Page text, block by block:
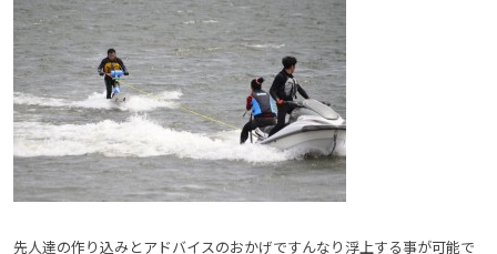
先人達の作り込みとアドバイスのおかげですんなり浮上する事が可能で